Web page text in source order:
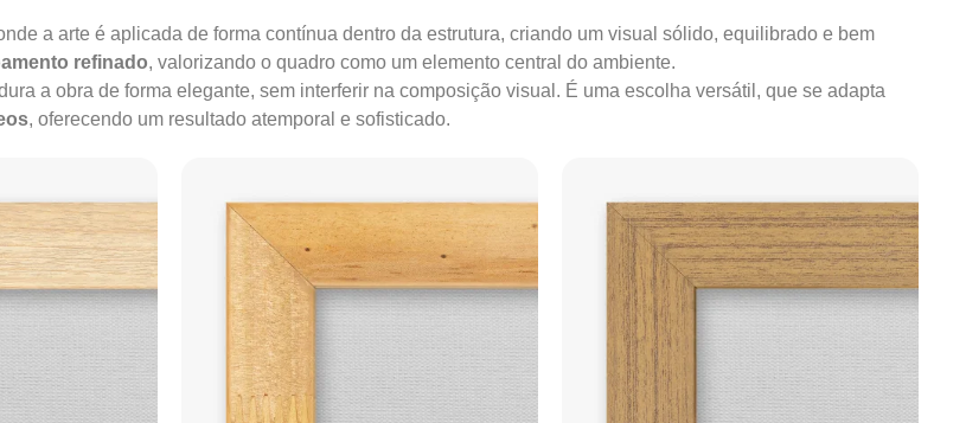
a arte é aplicada de forma contínua dentro da estrutura, criando um visual sólido, equilibrado e bem
refinado, valorizando o quadro como um elemento central do ambiente.
a obra de forma elegante, sem interferir na composição visual. É uma escolha versátil, que se adapta
, oferecendo um resultado atemporal e sofisticado.